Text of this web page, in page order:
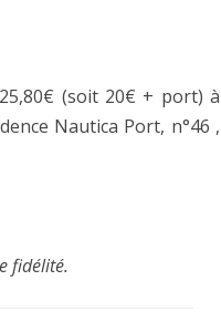
(soit 20€ + port) à
Nautica Port, n°46 ,
fidélité.